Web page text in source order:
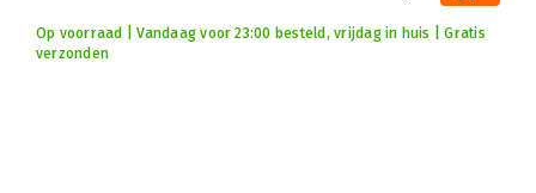
Op voorraad | Vandaag voor 23:00 besteld, vrijdag in huis | Gratis
verzonden